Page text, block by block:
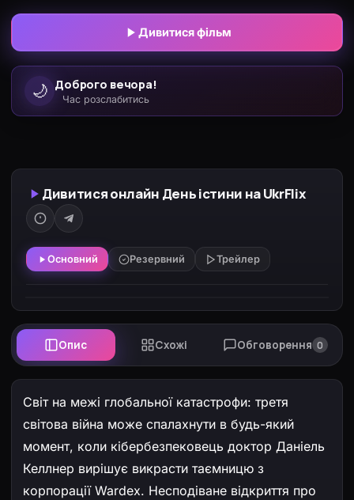
Дивитися фільм
🌙 Доброго вечора!
Час розслабитись
Дивитися онлайн День істини на UkrFlix
Основний Резервний Трейлер
Опис Схожі Обговорення 0
Світ на межі глобальної катастрофи: третя
світова війна може спалахнути в будь-який
момент, коли кібербезпековець доктор Даніель
Келлнер вирішує викрасти таємницю з
корпорації Wardex. Несподіване відкриття про